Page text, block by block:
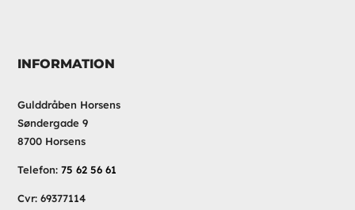
INFORMATION
Gulddråben Horsens
Søndergade 9
8700 Horsens
Telefon:75 62 56 61
Cvr: 69377114